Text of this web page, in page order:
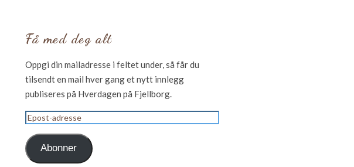
Få med deg alt
Oppgi din mailadresse i feltet under, så får du
tilsendt en mail hver gang et nytt innlegg
publiseres på Hverdagen på Fjellborg.
Epost-
adresse
Abonner